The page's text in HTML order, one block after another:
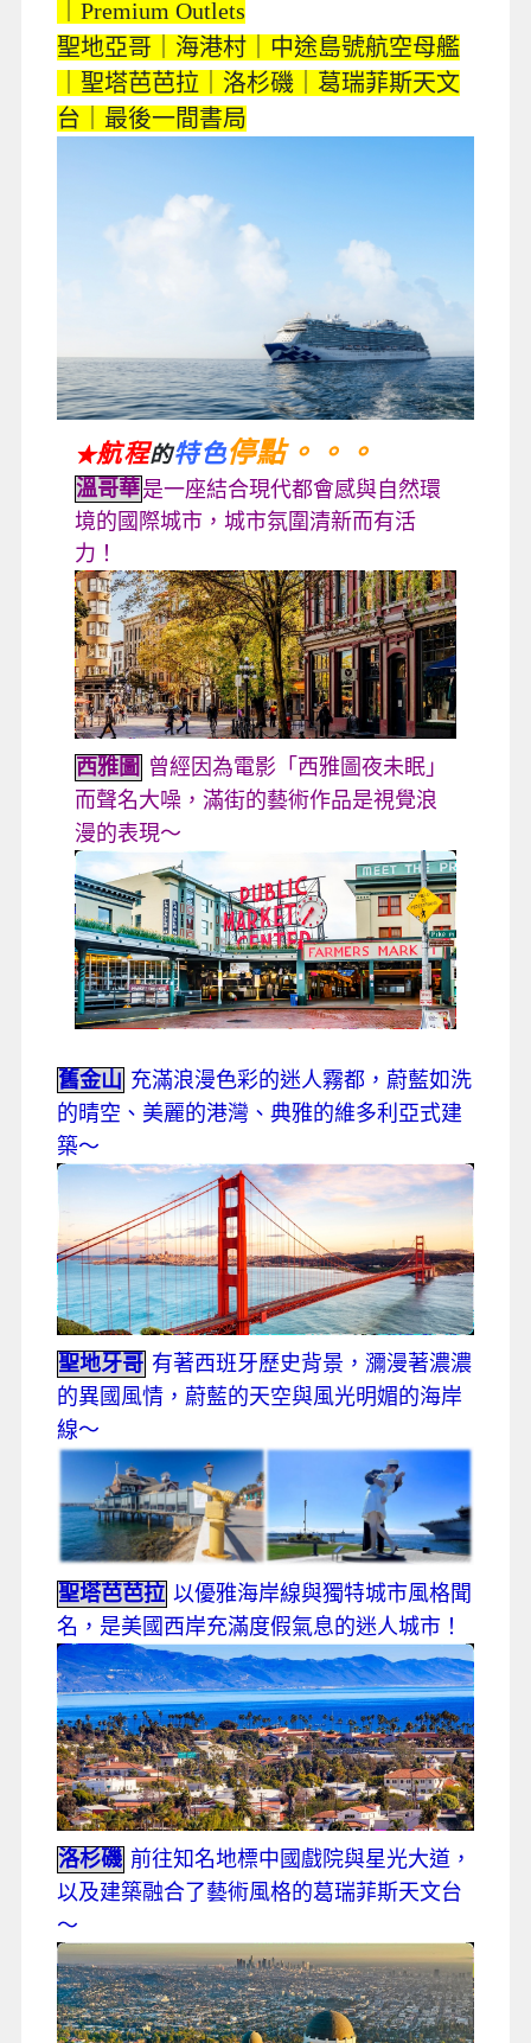
｜Premium Outlets
聖地亞哥｜海港村｜中途島號航空母艦
｜聖塔芭芭拉｜洛杉磯｜葛瑞菲斯天文
台｜最後一間書局
★航程的特色停點。。。
溫哥華是一座結合現代都會感與自然環
境的國際城市，城市氛圍清新而有活
力！
西雅圖 曾經因為電影「西雅圖夜未眠」
而聲名大噪，滿街的藝術作品是視覺浪
漫的表現～
舊金山 充滿浪漫色彩的迷人霧都，蔚藍如洗
的晴空、美麗的港灣、典雅的維多利亞式建
築～
聖地牙哥 有著西班牙歷史背景，瀰漫著濃濃
的異國風情，蔚藍的天空與風光明媚的海岸
線～
聖塔芭芭拉 以優雅海岸線與獨特城市風格聞
名，是美國西岸充滿度假氣息的迷人城市！
洛杉磯 前往知名地標中國戲院與星光大道，
以及建築融合了藝術風格的葛瑞菲斯天文台
～